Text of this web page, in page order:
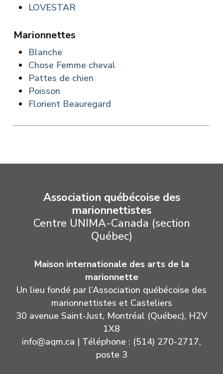
LOVESTAR
Marionnettes
Blanche
Chose Femme cheval
Pattes de chien
Poisson
Florient Beauregard
Association québécoise des
marionnettistes
Centre UNIMA-Canada (section
Québec)
Maison internationale des arts de la
marionnette
Un lieu fondé par l’Association québécoise des
marionnettistes et Casteliers
30 avenue Saint-Just, Montréal (Québec), H2V
1X8
info@aqm.ca | Téléphone : (514) 270-2717,
poste 3